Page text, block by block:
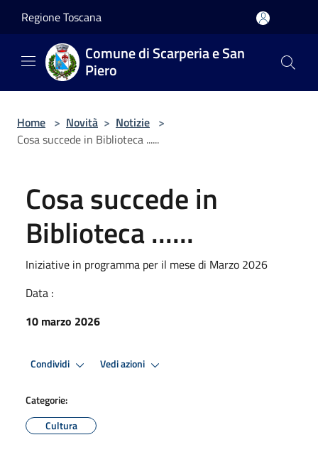
Regione Toscana
Comune di Scarperia e San
Piero
Home > Novità > Notizie >
Cosa succede in Biblioteca ......
Cosa succede in
Biblioteca ......
Iniziative in programma per il mese di Marzo 2026
Data :
10 marzo 2026
Condividi Vedi azioni
Categorie:
Cultura